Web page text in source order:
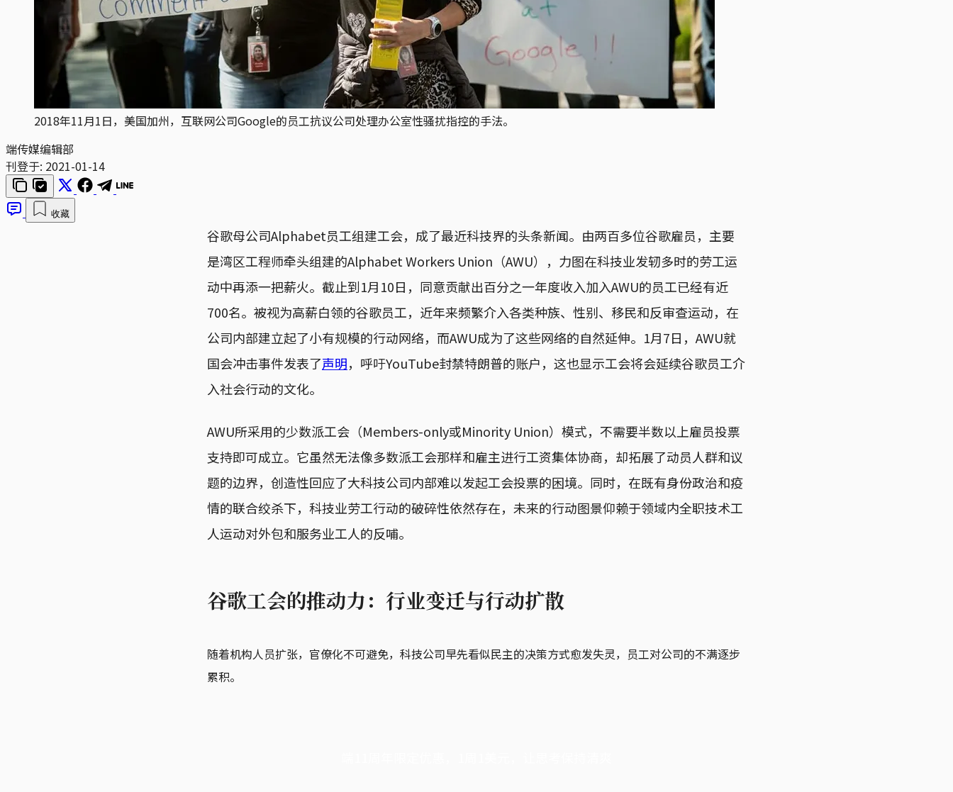
2018年11月1日，美国加州，互联网公司Google的员工抗议公司处理办公室性骚扰指控的手法。
端传媒编辑部
刊登于: 2021-01-14
收藏
谷歌母公司Alphabet员工组建工会，成了最近科技界的头条新闻。由两百多位谷歌雇员，主要
是湾区工程师牵头组建的Alphabet Workers Union（AWU），力图在科技业发轫多时的劳工运
动中再添一把薪火。截止到1月10日，同意贡献出百分之一年度收入加入AWU的员工已经有近
700名。被视为高薪白领的谷歌员工，近年来频繁介入各类种族、性别、移民和反审查运动，在
公司内部建立起了小有规模的行动网络，而AWU成为了这些网络的自然延伸。1月7日，AWU就
国会冲击事件发表了声明，呼吁YouTube封禁特朗普的账户，这也显示工会将会延续谷歌员工介
入社会行动的文化。
AWU所采用的少数派工会（Members-only或Minority Union）模式，不需要半数以上雇员投票
支持即可成立。它虽然无法像多数派工会那样和雇主进行工资集体协商，却拓展了动员人群和议
题的边界，创造性回应了大科技公司内部难以发起工会投票的困境。同时，在既有身份政治和疫
情的联合绞杀下，科技业劳工行动的破碎性依然存在，未来的行动图景仰赖于领域内全职技术工
人运动对外包和服务业工人的反哺。
谷歌工会的推动力：行业变迁与行动扩散
随着机构人员扩张，官僚化不可避免，科技公司早先看似民主的决策方式愈发失灵，员工对公司的不满逐步
累积。